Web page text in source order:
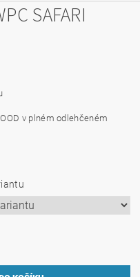
SAFARI
v plném odlehčeném